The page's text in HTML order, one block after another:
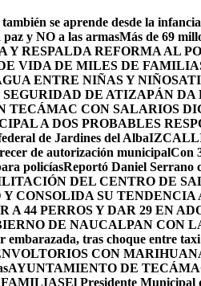
se aprende desde la
y NO a las armasMás de 69
Y RESPALDA REFORMA AL
VIDA DE MILES DE
ENTRE NIÑAS Y NIÑOS
DE ATIZAPÁN
TECÁMAC CON SALARIOS
A DOS PROBABLES
de Jardines del Alba
de autorización municipalCon
policíasReportó Daniel Serrano
DEL CENTRO DE
CONSOLIDA SU
A 44 PERROS Y DAR 29 EN
DE NAUCALPAN CON
embarazada, tras choque entre
CON
AYUNTAMIENTO DE
FAMILIASEl Presidente Municipal